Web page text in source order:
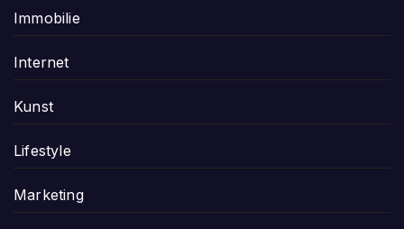
Immobilie
Internet
Kunst
Lifestyle
Marketing